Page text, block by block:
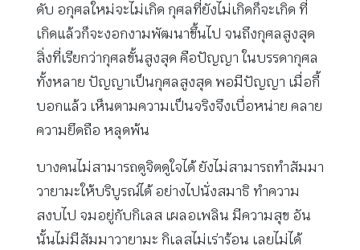
ดับ อกุศลใหม่จะไม่เกิด กุศลที่ยังไม่เกิดก็จะเกิด ที่
เกิดแล้วก็จะงอกงามพัฒนาขึ้นไป จนถึงกุศลสูงสุด
สิ่งที่เรียกว่ากุศลขั้นสูงสุด คือปัญญา ในบรรดากุศล
ทั้งหลาย ปัญญาเป็นกุศลสูงสุด พอมีปัญญา เมื่อกี้
บอกแล้ว เห็นตามความเป็นจริงจึงเบื่อหน่าย คลาย
ความยึดถือ หลุดพ้น
บางคนไม่สามารถดูจิตดูใจได้ ยังไม่สามารถทำสัมมา
วายามะให้บริบูรณ์ได้ อย่างไปนั่งสมาธิ ทำความ
สงบไป จมอยู่กับกิเลส เผลอเพลิน มีความสุข อัน
นั้นไม่มีสัมมาวายามะ กิเลสไม่เร่าร้อน เลยไม่ได้